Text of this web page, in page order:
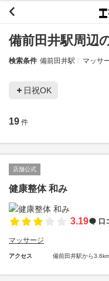
備前田井駅周辺
検索条件 備前田井駅 マッサ
日祝OK
19 件
店舗公式
健康整体 和み
3.19 口
マッサージ
アクセス 備前田井駅から